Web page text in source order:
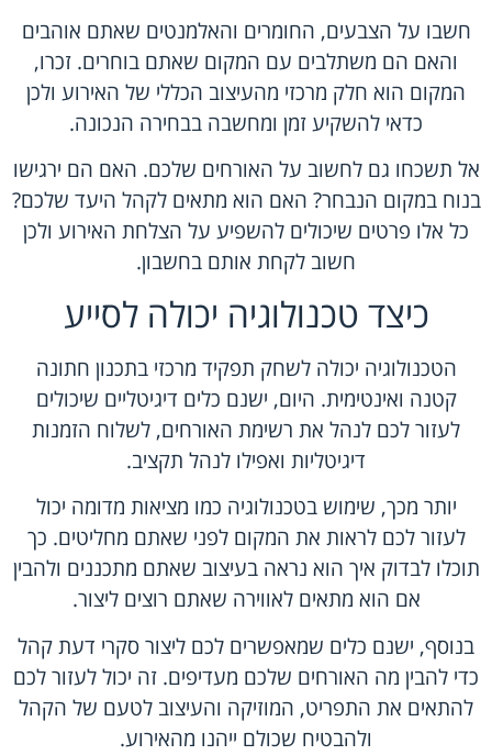
חשבו על הצבעים, החומרים והאלמנטים שאתם אוהבים
והאם הם משתלבים עם המקום שאתם בוחרים. זכרו,
המקום הוא חלק מרכזי מהעיצוב הכללי של האירוע ולכן
כדאי להשקיע זמן ומחשבה בבחירה הנכונה.
אל תשכחו גם לחשוב על האורחים שלכם. האם הם ירגישו
בנוח במקום הנבחר? האם הוא מתאים לקהל היעד שלכם?
כל אלו פרטים שיכולים להשפיע על הצלחת האירוע ולכן
חשוב לקחת אותם בחשבון.
כיצד טכנולוגיה יכולה לסייע
הטכנולוגיה יכולה לשחק תפקיד מרכזי בתכנון חתונה
קטנה ואינטימית. היום, ישנם כלים דיגיטליים שיכולים
לעזור לכם לנהל את רשימת האורחים, לשלוח הזמנות
דיגיטליות ואפילו לנהל תקציב.
יותר מכך, שימוש בטכנולוגיה כמו מציאות מדומה יכול
לעזור לכם לראות את המקום לפני שאתם מחליטים. כך
תוכלו לבדוק איך הוא נראה בעיצוב שאתם מתכננים ולהבין
אם הוא מתאים לאווירה שאתם רוצים ליצור.
בנוסף, ישנם כלים שמאפשרים לכם ליצור סקרי דעת קהל
כדי להבין מה האורחים שלכם מעדיפים. זה יכול לעזור לכם
להתאים את התפריט, המוזיקה והעיצוב לטעם של הקהל
ולהבטיח שכולם ייהנו מהאירוע.